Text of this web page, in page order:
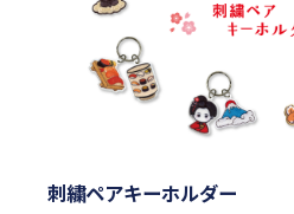
刺繍ペアキーホルダー